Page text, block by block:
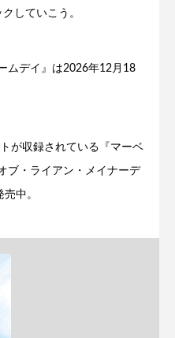
していこう。
ムデイ』は2026年12月18
が収録されている『マーベ
ブ・ライアン・メイナーデ
中。